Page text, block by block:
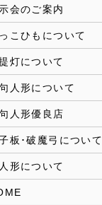
会のご案内
こひもについて
灯について
人形について
人形優良店
板･破魔弓について
形について